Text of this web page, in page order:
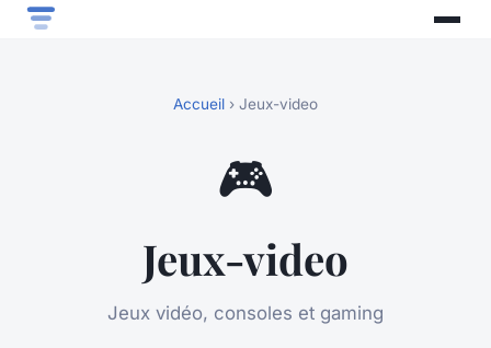
Accueil › Jeux-video
🎮
Jeux-video
Jeux vidéo, consoles et gaming